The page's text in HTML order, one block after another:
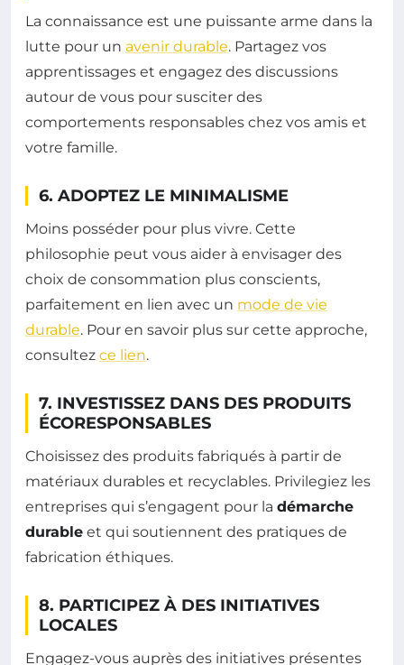
La connaissance est une puissante arme dans la
lutte pour un avenir durable. Partagez vos
apprentissages et engagez des discussions
autour de vous pour susciter des
comportements responsables chez vos amis et
votre famille.
6. ADOPTEZ LE MINIMALISME
Moins posséder pour plus vivre. Cette
philosophie peut vous aider à envisager des
choix de consommation plus conscients,
parfaitement en lien avec un mode de vie
durable. Pour en savoir plus sur cette approche,
consultez ce lien.
7. INVESTISSEZ DANS DES PRODUITS
ÉCORESPONSABLES
Choisissez des produits fabriqués à partir de
matériaux durables et recyclables. Privilegiez les
entreprises qui s’engagent pour la démarche
durable et qui soutiennent des pratiques de
fabrication éthiques.
8. PARTICIPEZ À DES INITIATIVES
LOCALES
Engagez-vous auprès des initiatives présentes